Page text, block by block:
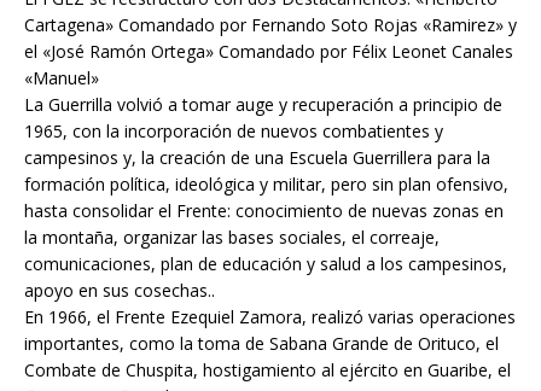
Cartagena» Comandado por Fernando Soto Rojas «Ramirez» y
el «José Ramón Ortega» Comandado por Félix Leonet Canales
«Manuel»
La Guerrilla volvió a tomar auge y recuperación a principio de
1965, con la incorporación de nuevos combatientes y
campesinos y, la creación de una Escuela Guerrillera para la
formación política, ideológica y militar, pero sin plan ofensivo,
hasta consolidar el Frente: conocimiento de nuevas zonas en
la montaña, organizar las bases sociales, el correaje,
comunicaciones, plan de educación y salud a los campesinos,
apoyo en sus cosechas..
En 1966, el Frente Ezequiel Zamora, realizó varias operaciones
importantes, como la toma de Sabana Grande de Orituco, el
Combate de Chuspita, hostigamiento al ejército en Guaribe, el